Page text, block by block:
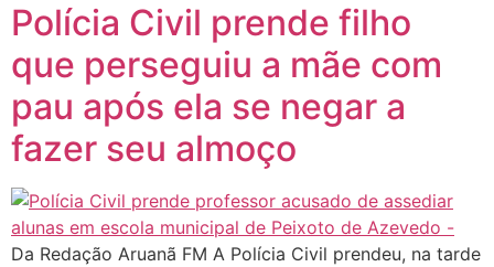
Polícia Civil prende filho
que perseguiu a mãe com
pau após ela se negar a
fazer seu almoço
Da Redação Aruanã FM A Polícia Civil prendeu, na tarde